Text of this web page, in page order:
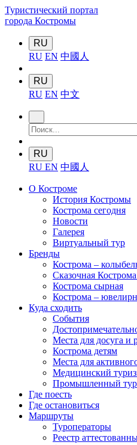
Туристический портал
города Костромы
RU
RU EN 中國人
RU
RU EN 中文
RU
RU EN 中國人
О Костроме
История Костромы
Кострома сегодня
Новости
Галерея
Виртуальный тур
Бренды
Кострома –
Сказочная
Кострома сырная
Кострома –
Куда сходить
События
Места для досуга и
Кострома детям
Места для
Медицинский
Промышленный
Где поесть
Где остановиться
Маршруты
Туроператоры
Реестр